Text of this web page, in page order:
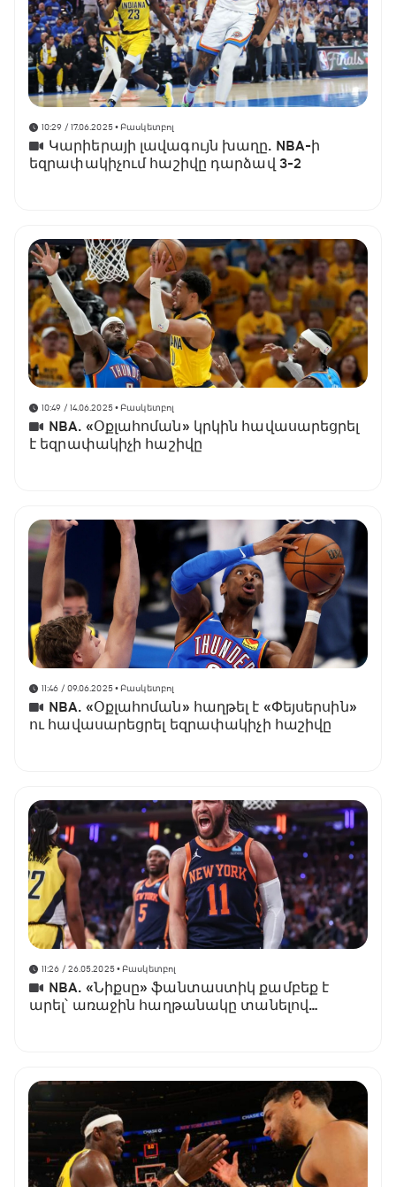
10:29 / 17.06.2025• Բասկետբոլ
Կարիերայի լավագույն խաղը. NBA-ի
եզրափակիչում հաշիվը դարձավ 3-2
10:49 / 14.06.2025• Բասկետբոլ
NBA. «Օքլահոման» կրկին հավասարեցրել
է եզրափակիչի հաշիվը
11:46 / 09.06.2025• Բասկետբոլ
NBA. «Օքլահոման» հաղթել է «Փեյսերսին»
ու հավասարեցրել եզրափակիչի հաշիվը
11:26 / 26.05.2025• Բասկետբոլ
NBA. «Նիքսը» ֆանտաստիկ քամբեք է
արել՝ առաջին հաղթանակը տանելով